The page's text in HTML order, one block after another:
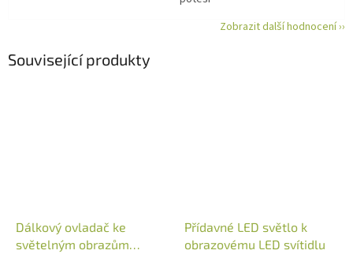
Zobrazit další hodnocení ››
Související produkty
Dálkový ovladač ke
světelným obrazům
Přídavné LED světlo k
obrazovému LED svítidlu